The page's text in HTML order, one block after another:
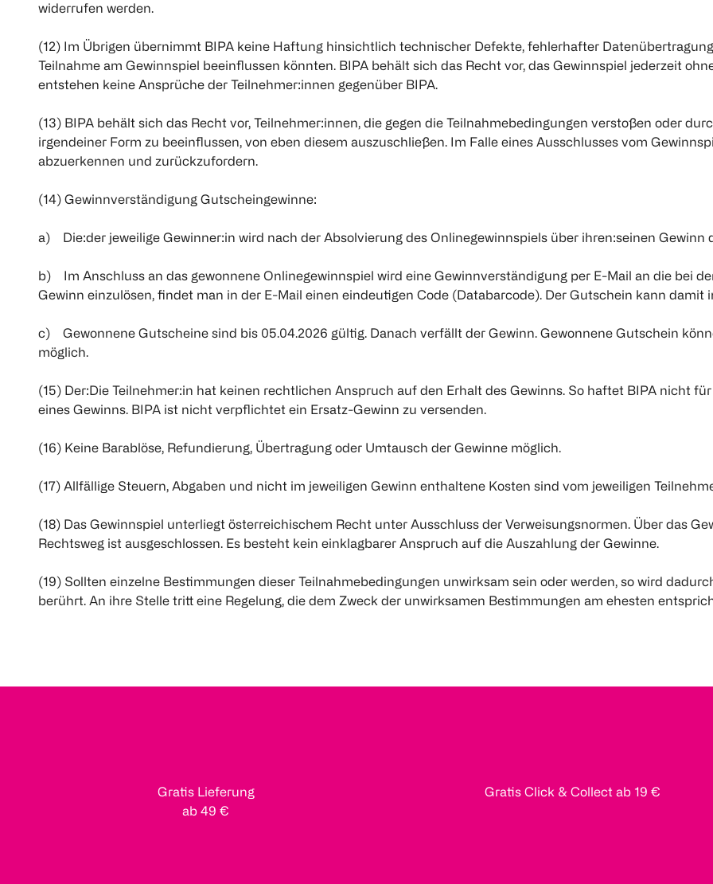
widerrufen werden.
(12) Im Übrigen übernimmt BIPA keine Haftung hinsichtlich technischer Defekte, fehlerhafter
Teilnahme am Gewinnspiel beeinflussen könnten. BIPA behält sich das Recht vor, das Gewinnspiel jederzeit
entstehen keine Ansprüche der Teilnehmer:innen gegenüber BIPA.
(13) BIPA behält sich das Recht vor, Teilnehmer:innen, die gegen die Teilnahmebedingungen verstoßen oder
irgendeiner Form zu beeinflussen, von eben diesem auszuschließen. Im Falle eines Ausschlusses vom
abzuerkennen und zurückzufordern.
(14) Gewinnverständigung Gutscheingewinne:
a) Die:der jeweilige Gewinner:in wird nach der Absolvierung des Onlinegewinnspiels über ihren:seinen
b) Im Anschluss an das gewonnene Onlinegewinnspiel wird eine Gewinnverständigung per E-Mail an die bei
Gewinn einzulösen, findet man in der E-Mail einen eindeutigen Code (Databarcode). Der Gutschein kann damit
c) Gewonnene Gutscheine sind bis 05.04.2026 gültig. Danach verfällt der Gewinn. Gewonnene Gutschein
möglich.
(15) Der:Die Teilnehmer:in hat keinen rechtlichen Anspruch auf den Erhalt des Gewinns. So haftet BIPA nicht
eines Gewinns. BIPA ist nicht verpflichtet ein Ersatz-Gewinn zu versenden.
(16) Keine Barablöse, Refundierung, Übertragung oder Umtausch der Gewinne möglich.
(17) Allfällige Steuern, Abgaben und nicht im jeweiligen Gewinn enthaltene Kosten sind vom jeweiligen
(18) Das Gewinnspiel unterliegt österreichischem Recht unter Ausschluss der Verweisungsnormen. Über das
Rechtsweg ist ausgeschlossen. Es besteht kein einklagbarer Anspruch auf die Auszahlung der Gewinne.
(19) Sollten einzelne Bestimmungen dieser Teilnahmebedingungen unwirksam sein oder werden, so wird
berührt. An ihre Stelle tritt eine Regelung, die dem Zweck der unwirksamen Bestimmungen am ehesten
Gratis Lieferung
ab 49 €
Gratis Click & Collect ab 19 €